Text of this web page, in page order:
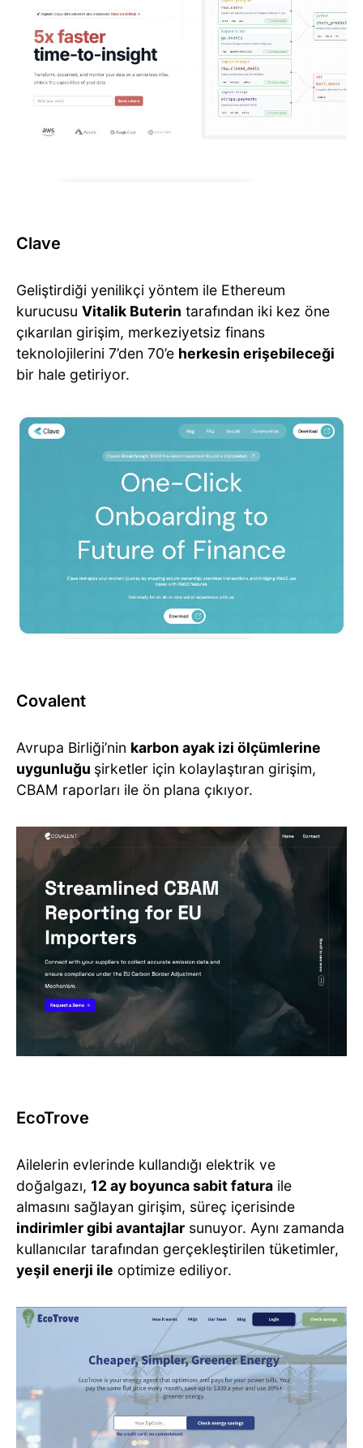
Clave
Geliştirdiği yenilikçi yöntem ile Ethereum
kurucusu Vitalik Buterin tarafından iki kez öne
çıkarılan girişim, merkeziyetsiz finans
teknolojilerini 7’den 70’e herkesin erişebileceği
bir hale getiriyor.
Covalent
Avrupa Birliği’nin karbon ayak izi ölçümlerine
uygunluğu şirketler için kolaylaştıran girişim,
CBAM raporları ile ön plana çıkıyor.
EcoTrove
Ailelerin evlerinde kullandığı elektrik ve
doğalgazı, 12 ay boyunca sabit fatura ile
almasını sağlayan girişim, süreç içerisinde
indirimler gibi avantajlar sunuyor. Aynı zamanda
kullanıcılar tarafından gerçekleştirilen tüketimler,
yeşil enerji ile optimize ediliyor.